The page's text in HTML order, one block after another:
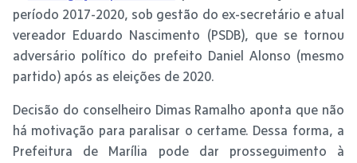
período 2017-2020, sob gestão do ex-secretário e atual
vereador Eduardo Nascimento (PSDB), que se tornou
adversário político do prefeito Daniel Alonso (mesmo
partido) após as eleições de 2020.
Decisão do conselheiro Dimas Ramalho aponta que não
há motivação para paralisar o certame. Dessa forma, a
Prefeitura de Marília pode dar prosseguimento à